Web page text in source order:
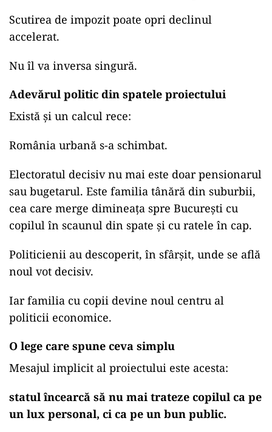
Scutirea de impozit poate opri declinul
accelerat.
Nu îl va inversa singură.
Adevărul politic din spatele proiectului
Există și un calcul rece:
România urbană s-a schimbat.
Electoratul decisiv nu mai este doar pensionarul
sau bugetarul. Este familia tânără din suburbii,
cea care merge dimineața spre București cu
copilul în scaunul din spate și cu ratele în cap.
Politicienii au descoperit, în sfârșit, unde se află
noul vot decisiv.
Iar familia cu copii devine noul centru al
politicii economice.
O lege care spune ceva simplu
Mesajul implicit al proiectului este acesta:
statul încearcă să nu mai trateze copilul ca pe
un lux personal, ci ca pe un bun public.